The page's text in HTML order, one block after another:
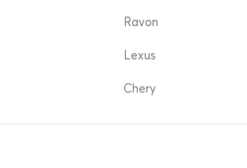
Ravon
Lexus
Chery